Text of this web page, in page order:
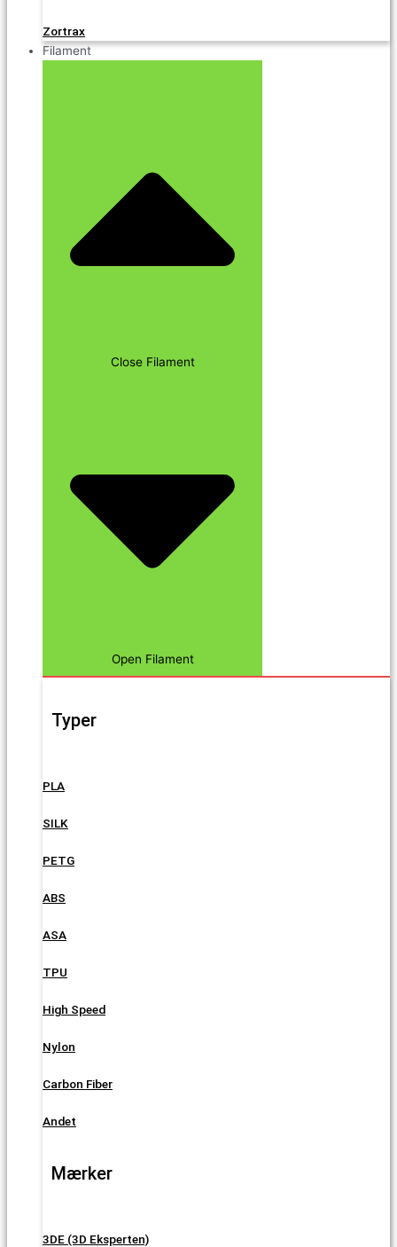
Zortrax
Filament
Close Filament
Open Filament
Typer
PLA
SILK
PETG
ABS
ASA
TPU
High Speed
Nylon
Carbon Fiber
Andet
Mærker
3DE (3D Eksperten)